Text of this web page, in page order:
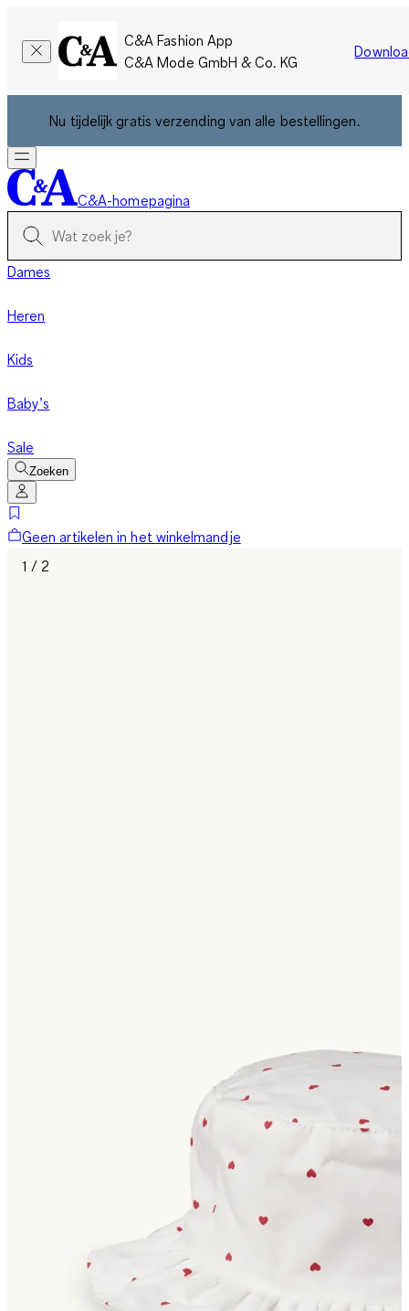
C&A Fashion App
C&A Mode GmbH & Co. KG
Nu tijdelijk gratis verzending van alle bestellingen.
C&A-homepagina
Dames
Heren
Kids
Baby’s
Sale
Zoeken
Geen artikelen in het winkelmandje
1 / 2